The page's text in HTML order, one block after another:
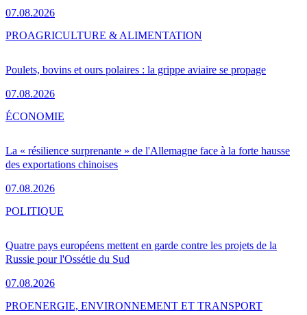
07.08.2026
Poulets, bovins et ours polaires : la grippe aviaire se propage
07.08.2026
PROAGRICULTURE & ALIMENTATION
La « résilience surprenante » de l'Allemagne face à la forte hausse
des exportations chinoises
07.08.2026
ÉCONOMIE
Quatre pays européens mettent en garde contre les projets de la
Russie pour l'Ossétie du Sud
07.08.2026
POLITIQUE
PROENERGIE, ENVIRONNEMENT ET TRANSPORT